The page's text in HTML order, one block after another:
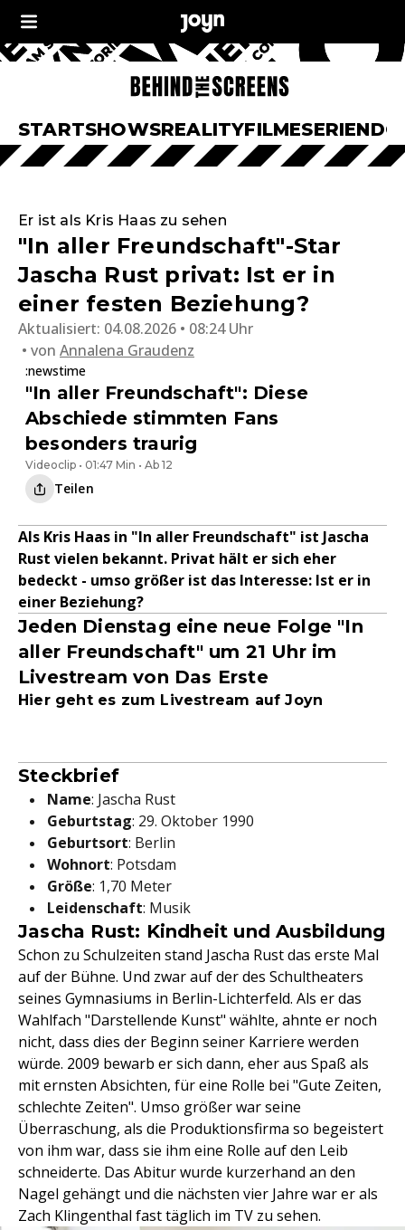
STARTSHOWSREALITYFILMESERIEN
Er ist als Kris Haas zu sehen
"In aller Freundschaft"-Star
Jascha Rust privat: Ist er in
einer festen Beziehung?
Aktualisiert: 04.08.2026 • 08:24 Uhr
von Annalena Graudenz
:newstime
"In aller Freundschaft": Diese
Abschiede stimmten Fans
besonders traurig
Videoclip • 01:47 Min • Ab 12
Teilen
Als Kris Haas in "In aller Freundschaft" ist Jascha
Rust vielen bekannt. Privat hält er sich eher
bedeckt - umso größer ist das Interesse: Ist er in
einer Beziehung?
Jeden Dienstag eine neue Folge "In
aller Freundschaft" um 21 Uhr im
Livestream von Das Erste
Hier geht es zum Livestream auf Joyn
Steckbrief
Name: Jascha Rust
Geburtstag: 29. Oktober 1990
Geburtsort: Berlin
Wohnort: Potsdam
Größe: 1,70 Meter
Leidenschaft: Musik
Jascha Rust: Kindheit und Ausbildung
Schon zu Schulzeiten stand Jascha Rust das erste Mal
auf der Bühne. Und zwar auf der des Schultheaters
seines Gymnasiums in Berlin-Lichterfeld. Als er das
Wahlfach "Darstellende Kunst" wählte, ahnte er noch
nicht, dass dies der Beginn seiner Karriere werden
würde. 2009 bewarb er sich dann, eher aus Spaß als
mit ernsten Absichten, für eine Rolle bei "Gute Zeiten,
schlechte Zeiten". Umso größer war seine
Überraschung, als die Produktionsfirma so begeistert
von ihm war, dass sie ihm eine Rolle auf den Leib
schneiderte. Das Abitur wurde kurzerhand an den
Nagel gehängt und die nächsten vier Jahre war er als
Zach Klingenthal fast täglich im TV zu sehen.